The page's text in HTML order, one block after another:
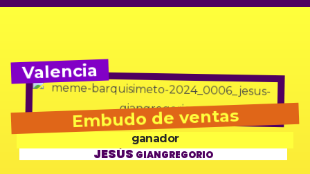
Valencia
Embudo de ventas
ganador
JESÚSGIANGREGORIO